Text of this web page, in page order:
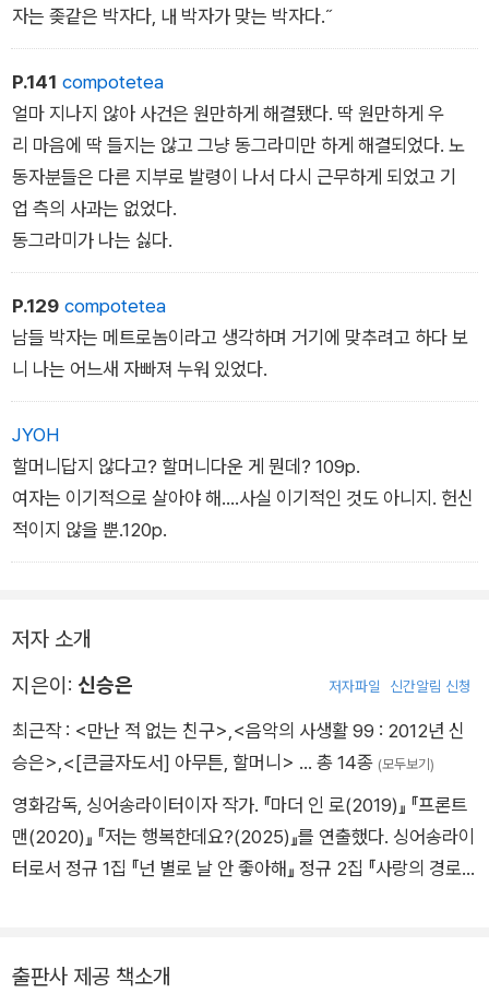
죽처럼, 삶은 채워도 채워도 끝이 없을 것이다. 나는 재밌게 살
고 싶다.
자는 좆같은 박자다, 내 박자가 맞는 박자다.˝
P.141 compotetea
얼마 지나지 않아 사건은 원만하게 해결됐다. 딱 원만하게 우
리 마음에 딱 들지는 않고 그냥 동그라미만 하게 해결되었다. 노
동자분들은 다른 지부로 발령이 나서 다시 근무하게 되었고 기
업 측의 사과는 없었다.
동그라미가 나는 싫다.
P.129 compotetea
남들 박자는 메트로놈이라고 생각하며 거기에 맞추려고 하다 보
니 나는 어느새 자빠져 누워 있었다.
JYOH
할머니답지 않다고? 할머니다운 게 뭔데? 109p.
여자는 이기적으로 살아야 해....사실 이기적인 것도 아니지. 헌신
적이지 않을 뿐.120p.
저자 소개
지은이: 신승은 저자파일 신간알림 신청
최근작 : <만난 적 없는 친구> <음악의 사생활 99 : 2012년 신
승은> <[큰글자도서] 아무튼, 할머니> … 총 14종 (모두보기)
영화감독, 싱어송라이터이자 작가. 『마더 인 로(2019)』 『프론트
맨(2020)』 『저는 행복한데요?(2025)』를 연출했다. 싱어송라이
터로서 정규 1집 『넌 별로 날 안 좋아해』 정규 2집 『사랑의 경로』
『음악의 사생활 99 : 2012년 신승은(공저)』 등이 있다.
출판사 제공 책소개